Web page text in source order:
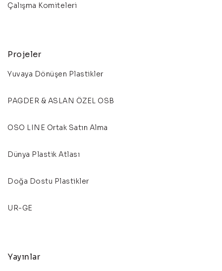
Çalışma Komiteleri
Projeler
Yuvaya Dönüşen Plastikler
PAGDER & ASLAN ÖZEL OSB
OSO LINE Ortak Satın Alma
Dünya Plastik Atlası
Doğa Dostu Plastikler
UR-GE
Yayınlar